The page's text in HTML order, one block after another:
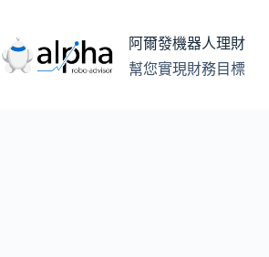
主
要
阿爾發機器人理財
幫您實現財務目標